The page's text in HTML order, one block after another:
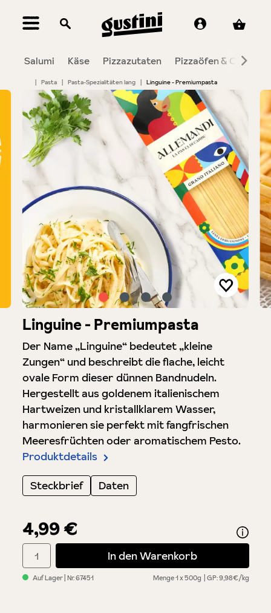
springen
Salumi Käse Pizzazutaten Pizzaöfen & Co.
| Pasta | Pasta-Spezialitäten lang | Linguine - Premiumpasta
Bildergalerie überspringen
4,99 €
Linguine - Premiumpasta
Der Name „Linguine“ bedeutet „kleine
Zungen“ und beschreibt die flache, leicht
ovale Form dieser dünnen Bandnudeln.
Hergestellt aus goldenem italienischem
Hartweizen und kristallklarem Wasser,
harmonieren sie perfekt mit fangfrischen
Meeresfrüchten oder aromatischem Pesto.
Produktdetails
Steckbrief
Daten
Auf Lager | Nr.67451 Menge1 x 500g GP: 9,98€/kg
Produkt Anzahl: Gib den gewünschten Wert ein oder benutze
In den Warenkorb